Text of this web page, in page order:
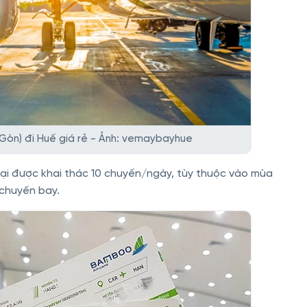
đi Huế giá rẻ - Ảnh: vemaybayhue
được khai thác 10 chuyến/ngày, tùy thuộc vào mùa
bay.